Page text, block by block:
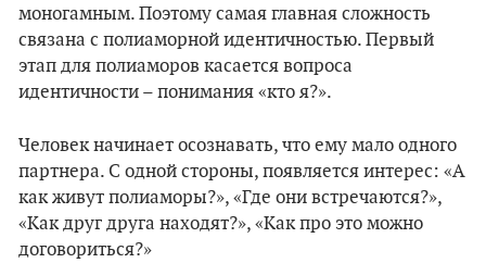
моногамным. Поэтому самая главная сложность
связана с полиаморной идентичностью. Первый
этап для полиаморов касается вопроса
идентичности – понимания «кто я?».
Человек начинает осознавать, что ему мало одного
партнера. С одной стороны, появляется интерес: «А
как живут полиаморы?», «Где они встречаются?»,
«Как друг друга находят?», «Как про это можно
договориться?»